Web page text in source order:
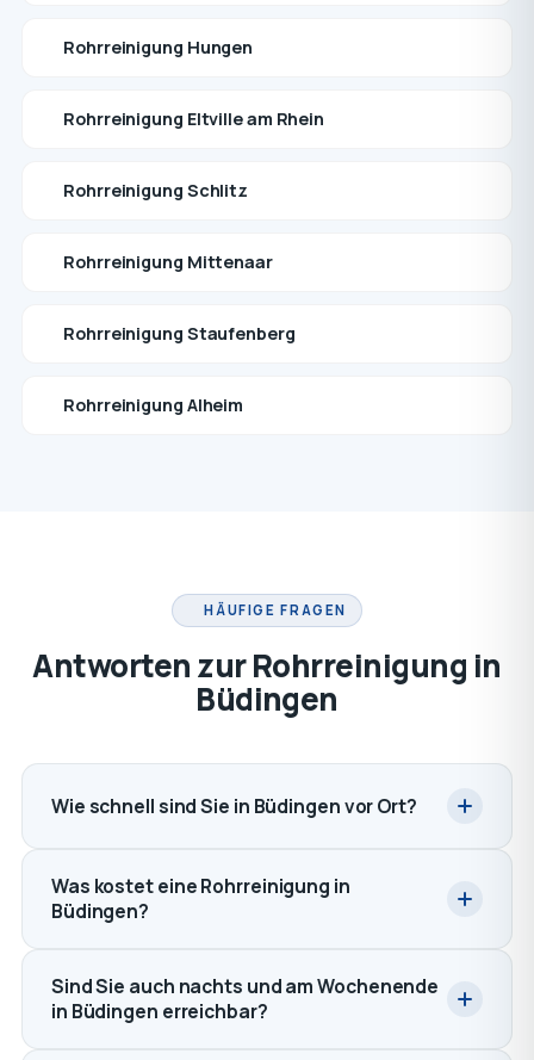
Rohrreinigung Hungen
Rohrreinigung Eltville am Rhein
Rohrreinigung Schlitz
Rohrreinigung Mittenaar
Rohrreinigung Staufenberg
Rohrreinigung Alheim
HÄUFIGE FRAGEN
Antworten zur Rohrreinigung in
Büdingen
Wie schnell sind Sie in Büdingen vor Ort?
Was kostet eine Rohrreinigung in
Büdingen?
Sind Sie auch nachts und am Wochenende
in Büdingen erreichbar?